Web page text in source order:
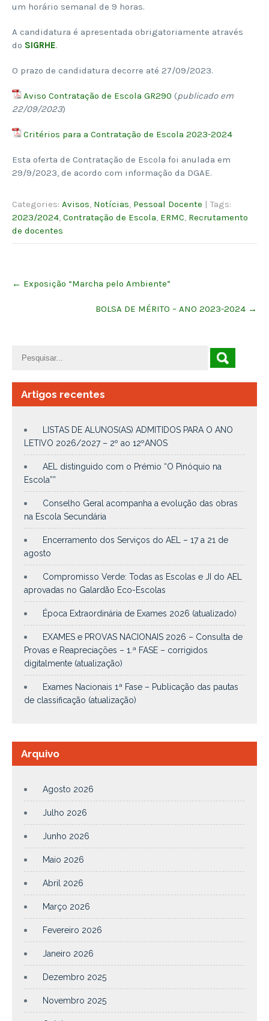
um horário semanal de 9 horas.
A candidatura é apresentada obrigatoriamente através
do SIGRHE.
O prazo de candidatura decorre até 27/09/2023.
Aviso Contratação de Escola GR290 (publicado em
22/09/2023)
Critérios para a Contratação de Escola 2023-2024
Esta oferta de Contratação de Escola foi anulada em
29/9/2023, de acordo com informação da DGAE.
Categories: Avisos, Notícias, Pessoal Docente | Tags:
2023/2024, Contratação de Escola, ERMC, Recrutamento
de docentes
navigation
← Exposição “Marcha pelo Ambiente”
BOLSA DE MÉRITO – ANO 2023-2024 →
Artigos recentes
LISTAS DE ALUNOS(AS) ADMITIDOS PARA O ANO
LETIVO 2026/2027 – 2º ao 12ºANOS
AEL distinguido com o Prémio “O Pinóquio na
Escola””
Conselho Geral acompanha a evolução das obras
na Escola Secundária
Encerramento dos Serviços do AEL – 17 a 21 de
agosto
Compromisso Verde: Todas as Escolas e JI do AEL
aprovadas no Galardão Eco-Escolas
Época Extraordinária de Exames 2026 (atualizado)
EXAMES e PROVAS NACIONAIS 2026 – Consulta de
Provas e Reapreciações – 1.ª FASE – corrigidos
digitalmente (atualização)
Exames Nacionais 1ª Fase – Publicação das pautas
de classificação (atualização)
Arquivo
Agosto 2026
Julho 2026
Junho 2026
Maio 2026
Abril 2026
Março 2026
Fevereiro 2026
Janeiro 2026
Dezembro 2025
Novembro 2025